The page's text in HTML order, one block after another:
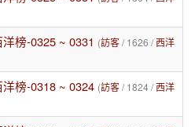
榜-0325 ~ 0331 (訪客/ 1626 /西洋
榜-0318 ~ 0324 (訪客/ 1824 /西洋